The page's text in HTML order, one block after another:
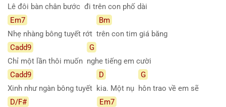
Lê đôi bàn chân bước đi trên con phố dài
Em7
Nhẹ nhàng bông tuyết rớt
Bm
trên con tim giá băng
Cadd9
Chỉ một lần thôi muốn
G
nghe tiếng em cười
Cadd9
Xinh như ngàn bông tuyết
D
kia. Một nụ
G
hôn trao về em sẽ
D/F#
Em7